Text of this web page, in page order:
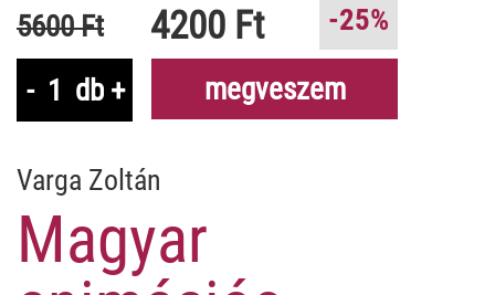
5600 Ft 4200 Ft
-25%
-
db + megveszem
Varga Zoltán
Magyar